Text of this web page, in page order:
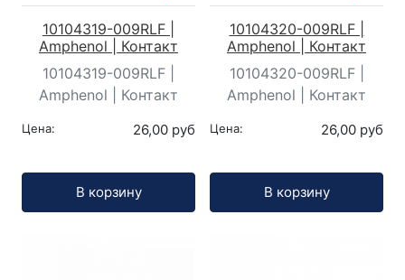
10104319-009RLF |
Amphenol | Контакт
10104319-009RLF |
Amphenol | Контакт
Цена: 26,00 руб
В корзину
10104320-009RLF |
Amphenol | Контакт
10104320-009RLF |
Amphenol | Контакт
Цена: 26,00 руб
В корзину